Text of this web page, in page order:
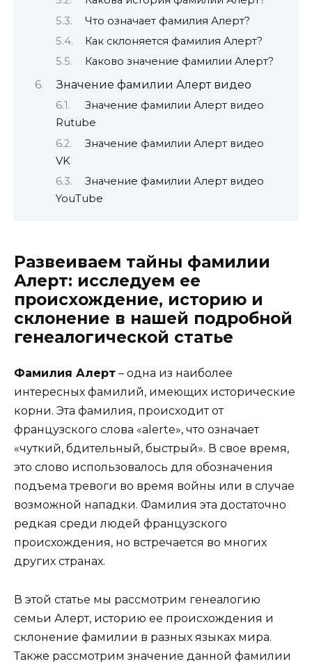
Что означает фамилия Алерт?
Как склоняется фамилия Алерт?
Каково значение фамилии Алерт?
Значение фамилии Алерт видео
Значение фамилии Алерт видео
Rutube
Значение фамилии Алерт видео
VK
Значение фамилии Алерт видео
YouTube
Развеиваем тайны фамилии
Алерт: исследуем ее
происхождение, историю и
склонение в нашей подробной
генеалогической статье
Фамилия Алерт – одна из наиболее
интересных фамилий, имеющих исторические
корни. Эта фамилия, происходит от
французского слова «alerte», что означает
«чуткий, бдительный, быстрый». В свое время,
это слово использовалось для обозначения
подъема тревоги во время войны или в случае
возможной нападки. Фамилия эта достаточно
редкая среди людей французского
происхождения, но встречается во многих
других странах.
В этой статье мы рассмотрим генеалогию
семьи Алерт, историю ее происхождения и
склонение фамилии в разных языках мира.
Также рассмотрим значение данной фамилии